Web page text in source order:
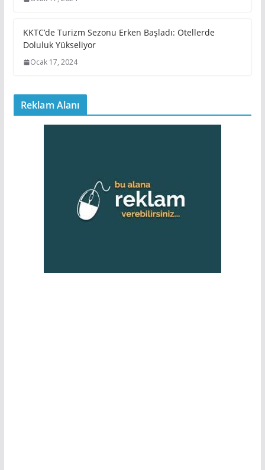
KKTC’de Turizm Sezonu Erken Başladı: Otellerde
Doluluk Yükseliyor
Ocak 17, 2024
Reklam Alanı